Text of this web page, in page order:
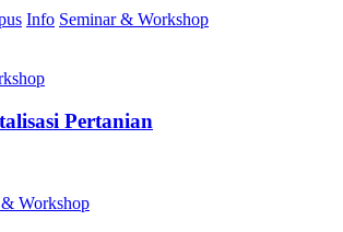
Info Seminar & Workshop
Pertanian
Workshop